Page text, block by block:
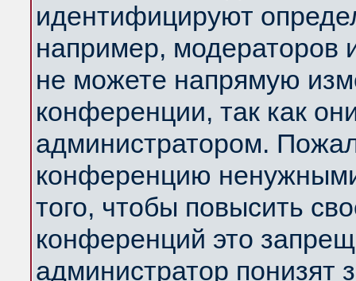
идентифицируют
например, модераторов
не можете напрямую
конференции, так как
администратором.
конференцию
того, чтобы повысить
конференций это
администратор понизят